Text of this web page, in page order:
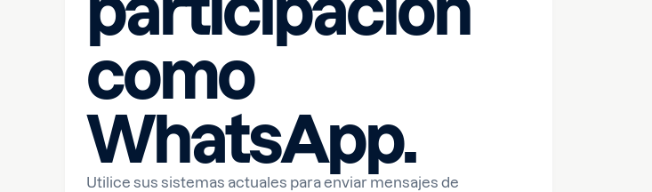
como
WhatsApp.
Utilice sus sistemas actuales para enviar mensajes de